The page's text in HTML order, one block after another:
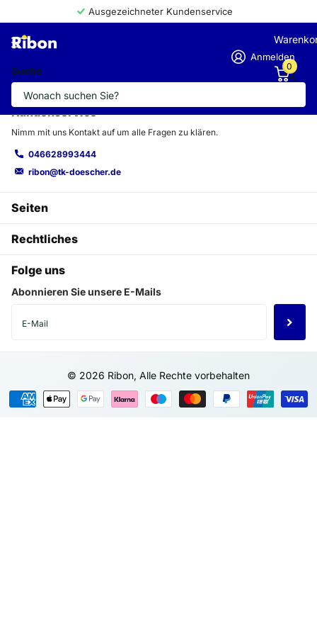
Ausgezeichneter Kundenservice
Suche
Anmelden
0
Kundenservice
Nimm mit uns Kontakt auf um alle Fragen zu klären.
046628993444
ribon@tk-doescher.de
Seiten
Rechtliches
Folge uns
Abonnieren Sie unsere E-Mails
© 2026 Ribon, Alle Rechte vorbehalten